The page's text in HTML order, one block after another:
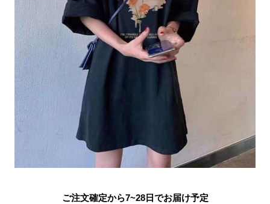
ご注文確定から7~28日でお届け予定